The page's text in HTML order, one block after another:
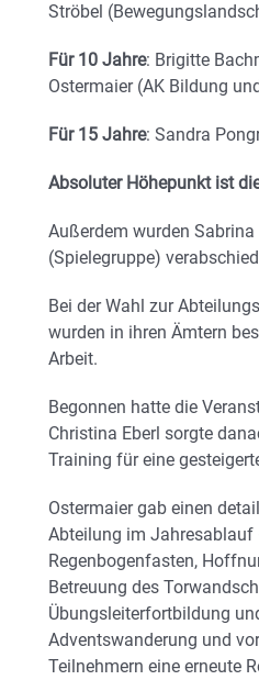
Ströbel
Für 10 Jahre: Brigitte
Ostermaier (AK Bildung
Für 15 Jahre: Sandra
Absoluter Höhepunkt ist
Außerdem wurden
(Spielegruppe)
Bei der Wahl zur
wurden in ihren Ämtern
Arbeit.
Begonnen hatte die
Christina Eberl sorgte
Training für eine
Ostermaier gab einen
Abteilung im Jahresablauf
Regenbogenfasten,
Betreuung des
Übungsleiterfortbildung
Adventswanderung und
Teilnehmern eine erneute